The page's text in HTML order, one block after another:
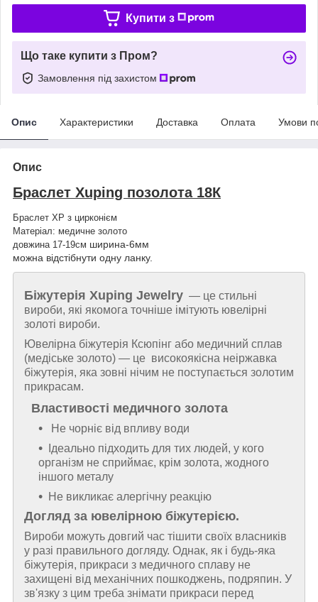
Купити з
Що таке купити з Пром?
Замовлення під захистом
Опис Характеристики Доставка Оплата Умови
Опис
Браслет Xuping позолота 18К
Браслет XP з цирконієм
Матеріал: медичне золото
довжина 17-19см ширина-6мм
можна відстібнути одну ланку.
Біжутерія Xuping Jewelry — це стильні
вироби, які якомога точніше імітують ювелірні
золоті вироби.
Ювелірна біжутерія Ксюпінг або медичний сплав
(медіське золото) — це високоякісна неіржавка
біжутерія, яка зовні нічим не поступається золотим
прикрасам.
Властивості медичного золота
Не чорніє від впливу води
Ідеально підходить для тих людей, у кого
організм не сприймає, крім золота, жодного
іншого металу
Не викликає алергічну реакцію
Догляд за ювелірною біжутерією.
Вироби можуть довгий час тішити своїх власників
у разі правильного догляду. Однак, як і будь-яка
біжутерія, прикраси з медичного сплаву не
захищені від механічних пошкоджень, подряпин. У
зв'язку з цим треба знімати прикраси перед